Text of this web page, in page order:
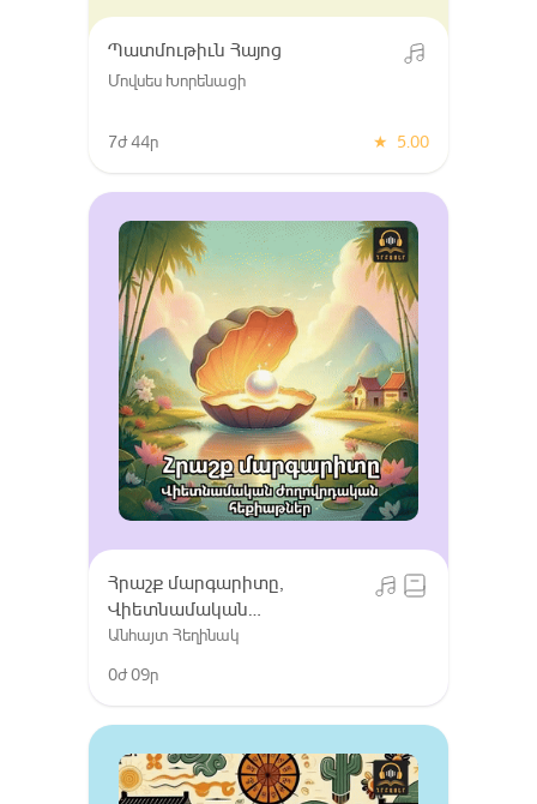
Պատմութիւն Հայոց
Մովսես Խորենացի
7ժ 44ր ★ 5.00
Հրաշք մարգարիտը,
Վիետնամական
ժողովրդական հեքիաթներ
Անհայտ Հեղինակ
0ժ 09ր